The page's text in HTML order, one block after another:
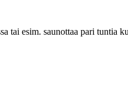
tai esim. saunottaa pari tuntia